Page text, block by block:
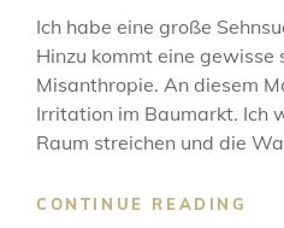
Ich habe eine große
Hinzu kommt eine gewisse
Misanthropie. An diesem
Irritation im Baumarkt. Ich
Raum streichen und die
CONTINUE READING